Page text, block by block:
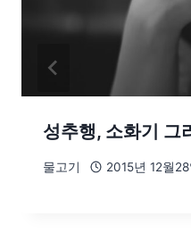
성추행, 소화기 그
물고기 2015년 12월